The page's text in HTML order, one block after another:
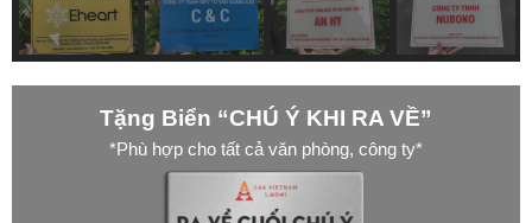
Tặng Biển “CHÚ Ý KHI RA VỀ”
*Phù hợp cho tất cả văn phòng, công ty*